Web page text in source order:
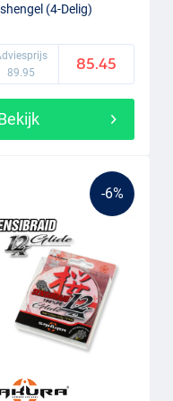
(4-Delig)
89.95
85.45
-6%